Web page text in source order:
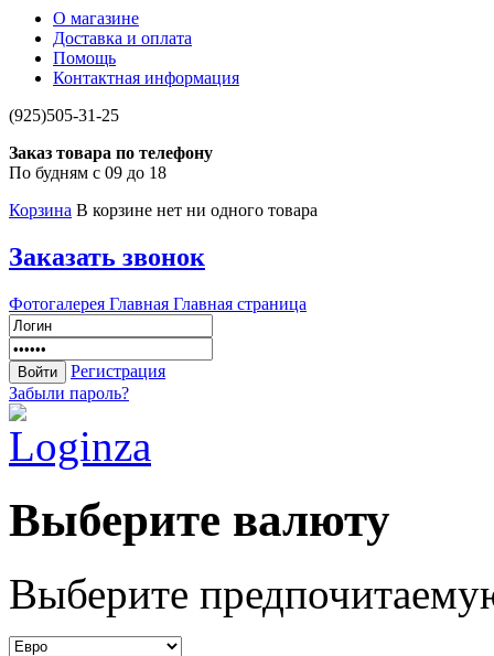
О магазине
Доставка и оплата
Помощь
Контактная информация
(925)505-31-25
Заказ товара по телефону
По будням с 09 до 18
Корзина В корзине нет ни одного товара
Заказать звонок
Фотогалерея Главная Главная страница
Регистрация
Забыли пароль?
Выберите валюту
Выберите